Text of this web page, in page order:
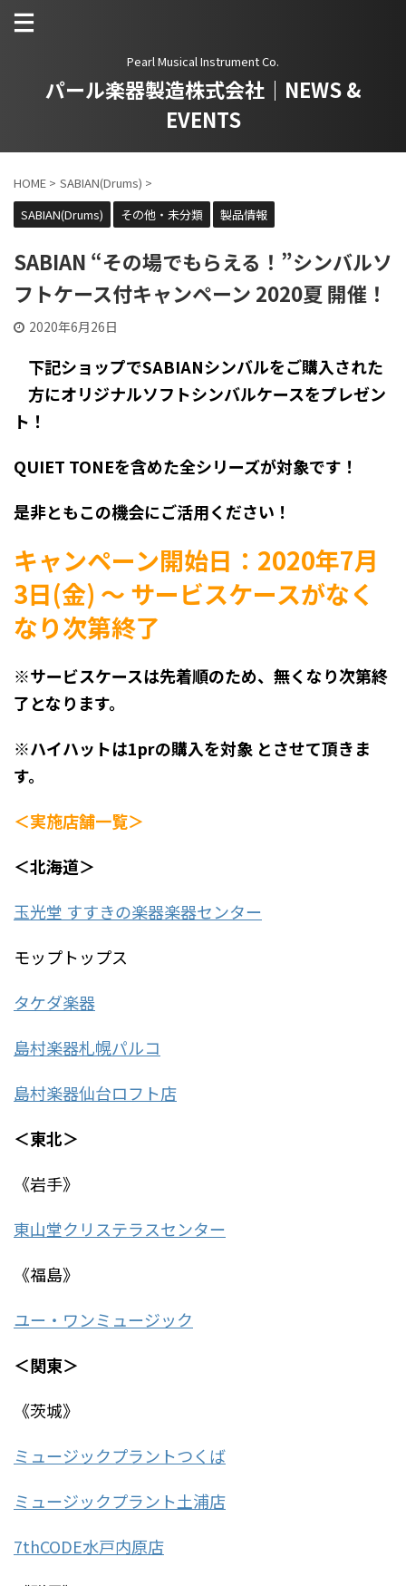
Pearl Musical Instrument Co.
パール楽器製造株式会社｜NEWS &
EVENTS
HOME > SABIAN(Drums) >
SABIAN(Drums)
その他・未分類 製品情報
SABIAN “その場でもらえる！”シンバルソ
フトケース付キャンペーン 2020夏 開催！
2020年6月26日
下記ショップでSABIANシンバルをご購入された
方にオリジナルソフトシンバルケースをプレゼン
ト！
QUIET TONEを含めた全シリーズが対象です！
是非ともこの機会にご活用ください！
キャンペーン開始日：2020年7月
3日(金) ～ サービスケースがなく
なり次第終了
※サービスケースは先着順のため、無くなり次第終
了となります。
※ハイハットは1prの購入を対象 とさせて頂きま
す。
＜実施店舗一覧＞
＜北海道＞
玉光堂 すすきの楽器楽器センター
モップトップス
タケダ楽器
島村楽器札幌パルコ
島村楽器仙台ロフト店
＜東北＞
《岩手》
東山堂クリステラスセンター
《福島》
ユー・ワンミュージック
＜関東＞
《茨城》
ミュージックプラントつくば
ミュージックプラント土浦店
7thCODE水戸内原店